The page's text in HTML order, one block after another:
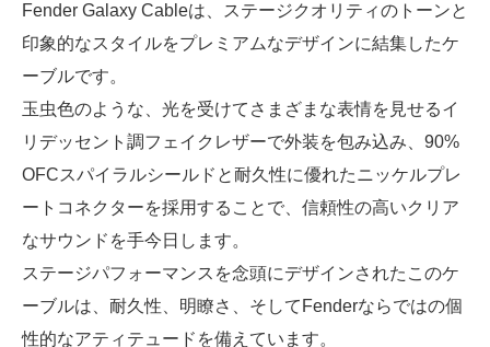
Fender Galaxy Cableは、ステージクオリティのトーンと
印象的なスタイルをプレミアムなデザインに結集したケ
ーブルです。
玉虫色のような、光を受けてさまざまな表情を見せるイ
リデッセント調フェイクレザーで外装を包み込み、90%
OFCスパイラルシールドと耐久性に優れたニッケルプレ
ートコネクターを採用することで、信頼性の高いクリア
なサウンドを手今日します。
ステージパフォーマンスを念頭にデザインされたこのケ
ーブルは、耐久性、明瞭さ、そしてFenderならではの個
性的なアティテュードを備えています。